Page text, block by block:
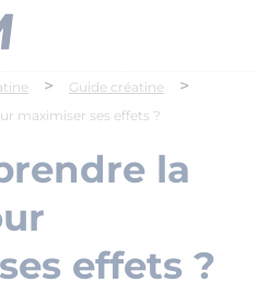
> Guide créatine >
maximiser ses effets ?
la
effets ?